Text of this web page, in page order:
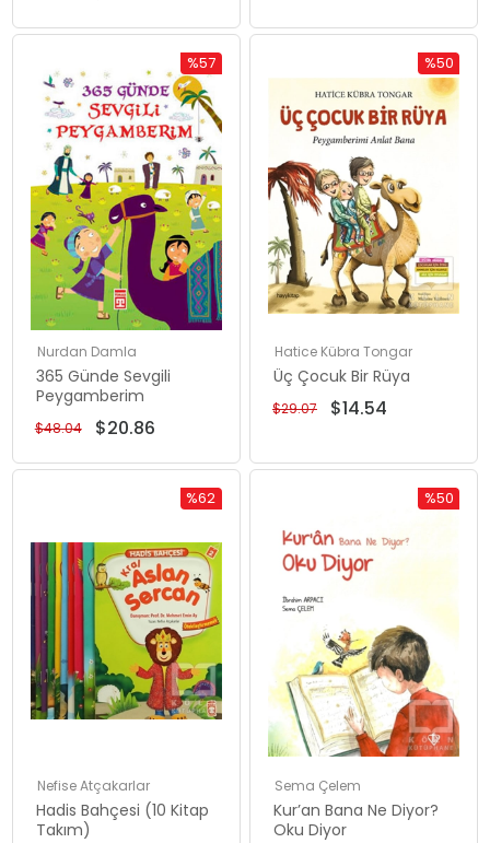
Nurdan Damla
365 Günde Sevgili
Peygamberim
$20.86
$48.04
%57
Rabatt
%57Rabatt
Hatice Kübra Tongar
Üç Çocuk Bir Rüya
$14.54
$29.07
%50
Rabatt
Nefise Atçakarlar
Hadis Bahçesi (10 Kitap
Takım)
%62
%62Rabatt
Sema Çelem
Kur’an Bana Ne Diyor?
Oku Diyor
%50